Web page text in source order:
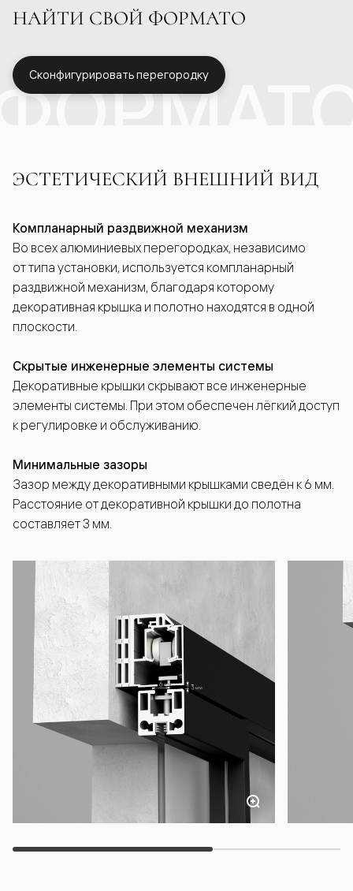
НАЙТИ СВОЙ ФОРМАТО
Сконфигурировать перегородку
ЭСТЕТИЧЕСКИЙ ВНЕШНИЙ ВИД
Компланарный раздвижной механизм
Во всех алюминиевых перегородках, независимо
от типа установки, используется компланарный
раздвижной механизм, благодаря которому
декоративная крышка и полотно находятся в одной
плоскости.
Скрытые инженерные элементы системы
Декоративные крышки скрывают все инженерные
элементы системы. При этом обеспечен лёгкий доступ
к регулировке и обслуживанию.
Минимальные зазоры
Зазор между декоративными крышками сведён к 6 мм.
Расстояние от декоративной крышки до полотна
составляет 3 мм.